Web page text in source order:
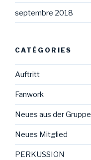
septembre 2018
CATÉGORIES
Auftritt
Fanwork
Neues aus der Gruppe
Neues Mitglied
PERKUSSION